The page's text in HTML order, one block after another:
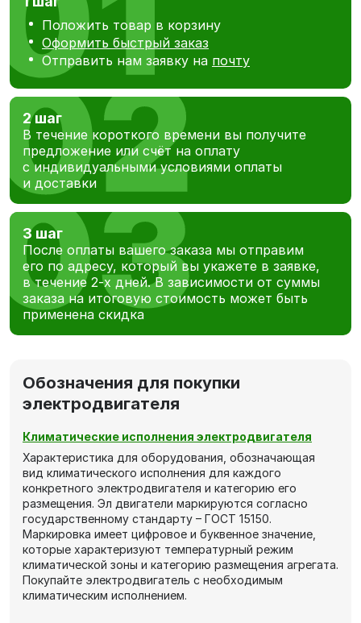
Положить товар в корзину
Оформить быстрый заказ
Отправить нам заявку на почту
2 шаг
В течение короткого времени вы получите
предложение или счёт на оплату
с индивидуальными условиями оплаты
и доставки
3 шаг
После оплаты вашего заказа мы отправим
его по адресу, который вы укажете в заявке,
в течение 2-х дней. В зависимости от суммы
заказа на итоговую стоимость может быть
применена скидка
Обозначения для покупки
электродвигателя
Климатические исполнения электродвигателя
Характеристика для оборудования, обозначающая
вид климатического исполнения для каждого
конкретного электродвигателя и категорию его
размещения. Эл двигатели маркируются согласно
государственному стандарту – ГОСТ 15150.
Маркировка имеет цифровое и буквенное значение,
которые характеризуют температурный режим
климатической зоны и категорию размещения агрегата.
Покупайте электродвигатель с необходимым
климатическим исполнением.